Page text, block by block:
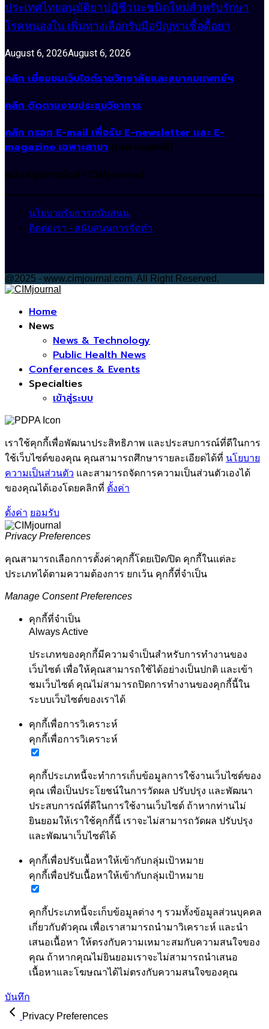
ประเทศไทยอนุมัติยาปฏิชีวนะชนิดใหม่สำหรับรักษา
โรคหนองใน เพิ่มทางเลือกรับมือปัญหาเชื้อดื้อยา
August 6, 2026August 6, 2026
คลิก เยี่ยมชมเว็บไซต์ราชวิทยาลัยและสมาคมแพทย์ฯ
คลิก ติดตามงานประชุมวิชาการ
คลิก กรอก E-mail เพื่อรับ E-newsletter และ E-
magazine เฉพาะสาขา (เฉพาะแพทย์)
สนับสนุนการจัดทำ CIMjournal
นโยบายรับการสนับสนุน
ติดต่อเรา - สนับสนุนการจัดทำ
@2025 - www.cimjournal.com. All Right Reserved.
Home
News
News & Technology
Public Health News
Conferences & Events
Specialties
เข้าสู่ระบบ
เราใช้คุกกี้เพื่อพัฒนาประสิทธิภาพ และประสบการณ์ที่ดีในการ
ใช้เว็บไซต์ของคุณ คุณสามารถศึกษารายละเอียดได้ที่ นโยบาย
ความเป็นส่วนตัว และสามารถจัดการความเป็นส่วนตัวเองได้
ของคุณได้เองโดยคลิกที่ ตั้งค่า
ตั้งค่า ยอมรับ
Privacy Preferences
คุณสามารถเลือกการตั้งค่าคุกกี้โดยเปิด/ปิด คุกกี้ในแต่ละ
ประเภทได้ตามความต้องการ ยกเว้น คุกกี้ที่จำเป็น
Manage Consent Preferences
คุกกี้ที่จำเป็น
Always Active
ประเภทของคุกกี้มีความจำเป็นสำหรับการทำงานของ
เว็บไซต์ เพื่อให้คุณสามารถใช้ได้อย่างเป็นปกติ และเข้า
ชมเว็บไซต์ คุณไม่สามารถปิดการทำงานของคุกกี้นี้ใน
ระบบเว็บไซต์ของเราได้
คุกกี้เพื่อการวิเคราะห์
คุกกี้เพื่อการวิเคราะห์
คุกกี้ประเภทนี้จะทำการเก็บข้อมูลการใช้งานเว็บไซต์ของ
คุณ เพื่อเป็นประโยชน์ในการวัดผล ปรับปรุง และพัฒนา
ประสบการณ์ที่ดีในการใช้งานเว็บไซต์ ถ้าหากท่านไม่
ยินยอมให้เราใช้คุกกี้นี้ เราจะไม่สามารถวัดผล ปรับปรุง
และพัฒนาเว็บไซต์ได้
คุกกี้เพื่อปรับเนื้อหาให้เข้ากับกลุ่มเป้าหมาย
คุกกี้เพื่อปรับเนื้อหาให้เข้ากับกลุ่มเป้าหมาย
คุกกี้ประเภทนี้จะเก็บข้อมูลต่าง ๆ รวมทั้งข้อมูลส่วนบุคคล
เกี่ยวกับตัวคุณ เพื่อเราสามารถนำมาวิเคราะห์ และนำ
เสนอเนื้อหา ให้ตรงกับความเหมาะสมกับความสนใจของ
คุณ ถ้าหากคุณไม่ยินยอมเราจะไม่สามารถนำเสนอ
เนื้อหาและโฆษณาได้ไม่ตรงกับความสนใจของคุณ
บันทึก
Privacy Preferences